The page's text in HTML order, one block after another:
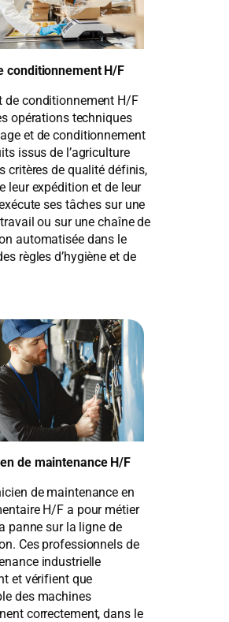
conditionnement H/F
de conditionnement H/F
opérations techniques
et de conditionnement
issus de l’agriculture
critères de qualité définis,
leur expédition et de leur
ses tâches sur une
ou sur une chaîne de
automatisée dans le
règles d’hygiène et de
de maintenance H/F
de maintenance en
H/F a pour métier
panne sur la ligne de
Ces professionnels de
industrielle
et vérifient que
des machines
correctement, dans le